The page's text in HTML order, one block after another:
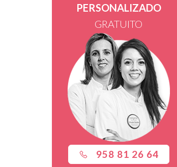
PERSONALIZADO
GRATUITO
958 81 26 64